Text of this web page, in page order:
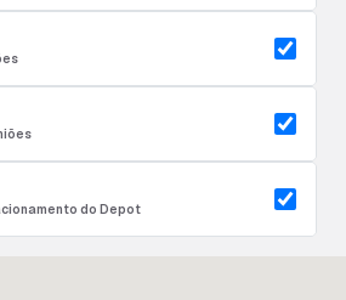
do Depot